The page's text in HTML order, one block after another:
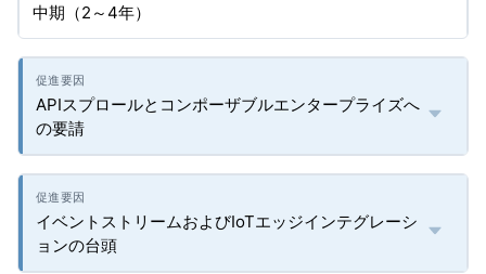
中期（2～4年）
APIスプロールとコンポーザブルエンタープライズへ
の要請
イベントストリームおよびIoTエッジインテグレーシ
ョンの台頭